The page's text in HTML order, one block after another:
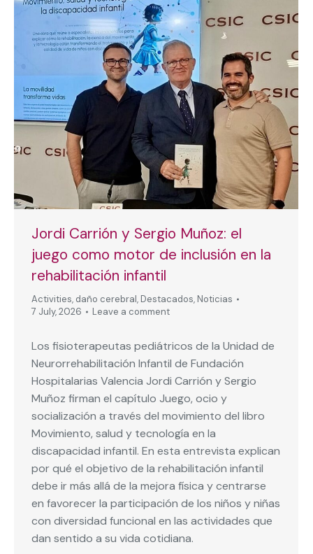
Jordi Carrión y Sergio Muñoz: el
juego como motor de inclusión en la
rehabilitación infantil
Activities, daño cerebral, Destacados, Noticias
7 July, 2026
Leave a comment
Los fisioterapeutas pediátricos de la Unidad de
Neurorrehabilitación Infantil de Fundación
Hospitalarias Valencia Jordi Carrión y Sergio
Muñoz firman el capítulo Juego, ocio y
socialización a través del movimiento del libro
Movimiento, salud y tecnología en la
discapacidad infantil. En esta entrevista explican
por qué el objetivo de la rehabilitación infantil
debe ir más allá de la mejora física y centrarse
en favorecer la participación de los niños y niñas
con diversidad funcional en las actividades que
dan sentido a su vida cotidiana.